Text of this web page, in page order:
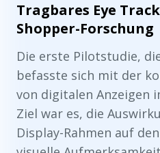
Tragbares Eye
Shopper-Forschung
Die erste Pilotstudie,
befasste sich mit der
von digitalen Anzeigen
Ziel war es, die
Display-Rahmen auf